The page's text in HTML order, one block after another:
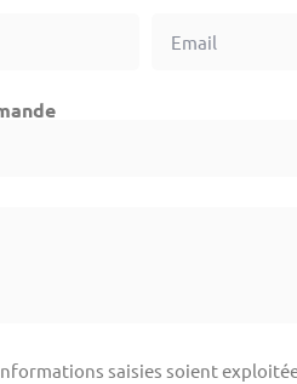
saisies soient